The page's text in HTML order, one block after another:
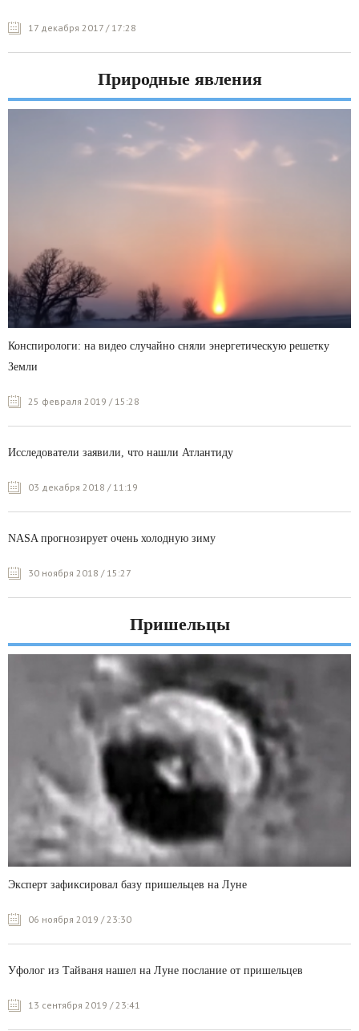
17 декабря 2017 / 17:28
Природные явления
Конспирологи: на видео случайно сняли энергетическую решетку
Земли
25 февраля 2019 / 15:28
Исследователи заявили, что нашли Атлантиду
03 декабря 2018 / 11:19
NASA прогнозирует очень холодную зиму
30 ноября 2018 / 15:27
Пришельцы
Эксперт зафиксировал базу пришельцев на Луне
06 ноября 2019 / 23:30
Уфолог из Тайваня нашел на Луне послание от пришельцев
13 сентября 2019 / 23:41